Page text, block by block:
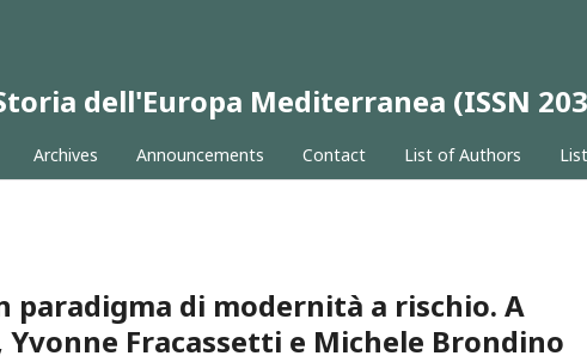
dell'Europa Mediterranea (ISSN
Archives Announcements Contact List of Authors
paradigma di modernità a rischio. A
Fracassetti e Michele Brondino